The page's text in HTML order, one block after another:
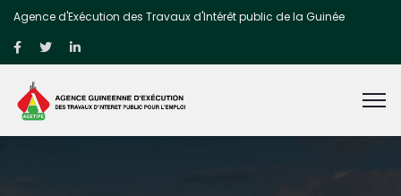
Agence d'Exécution des Travaux d'Intérêt public de la Guinée